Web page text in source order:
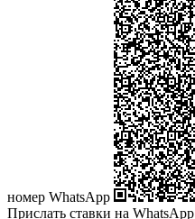
номер WhatsApp
Прислать ставки на WhatsApp